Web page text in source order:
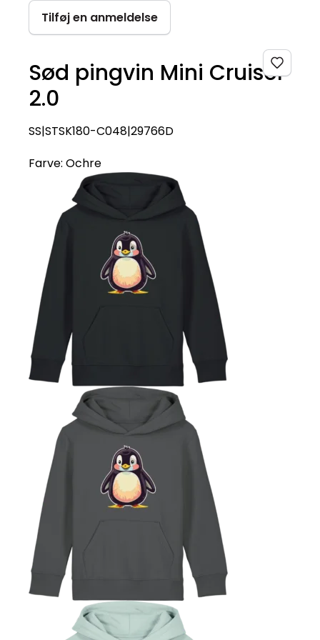
Tilføj en anmeldelse
Sød pingvin Mini Cruiser
2.0
SS|STSK180-C048|29766D
Farve: Ochre